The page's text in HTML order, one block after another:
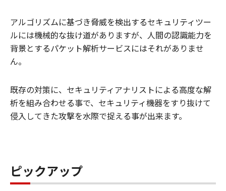
アルゴリズムに基づき脅威を検出するセキュリティツー
ルには機械的な抜け道がありますが、人間の認識能力を
背景とするパケット解析サービスにはそれがありませ
ん。
既存の対策に、セキュリティアナリストによる高度な解
析を組み合わせる事で、セキュリティ機器をすり抜けて
侵入してきた攻撃を水際で捉える事が出来ます。
ピックアップ